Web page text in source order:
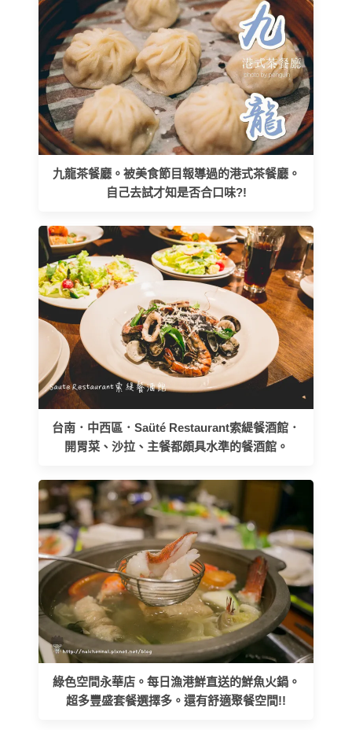
九龍茶餐廳。被美食節目報導過的港式茶餐廳。
自己去試才知是否合口味?!
台南．中西區．Saüté Restaurant索緹餐酒館．
開胃菜、沙拉、主餐都頗具水準的餐酒館。
綠色空間永華店。每日漁港鮮直送的鮮魚火鍋。
超多豐盛套餐選擇多。還有舒適聚餐空間!!